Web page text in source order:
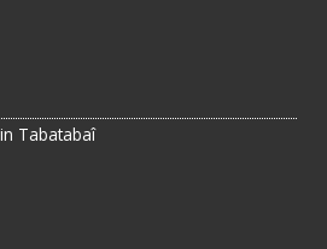
Tabatabaî